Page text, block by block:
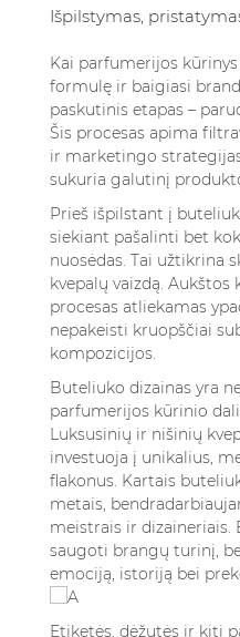
Išpilstymas,
Kai parfumerijos
formulę ir baigiasi
paskutinis etapas –
Šis procesas apima
ir marketingo
sukuria galutinį
Prieš išpilstant į
siekiant pašalinti bet
nuosėdas. Tai užtikrina
kvepalų vaizdą.
procesas atliekamas
nepakeisti kruopščiai
kompozicijos.
Buteliuko dizainas yra
parfumerijos kūrinio
Luksusinių ir nišinių
investuoja į unikalius,
flakonus. Kartais
metais,
meistrais ir
saugoti brangų turinį,
emociją, istoriją bei
Etiketės, dėžutės ir kiti